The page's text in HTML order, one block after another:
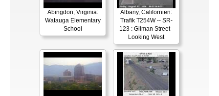
Abingdon, Virginia:
Watauga Elementary
School
Albany, Californien:
Trafik T254W -- SR-
123 : Gilman Street -
Looking West